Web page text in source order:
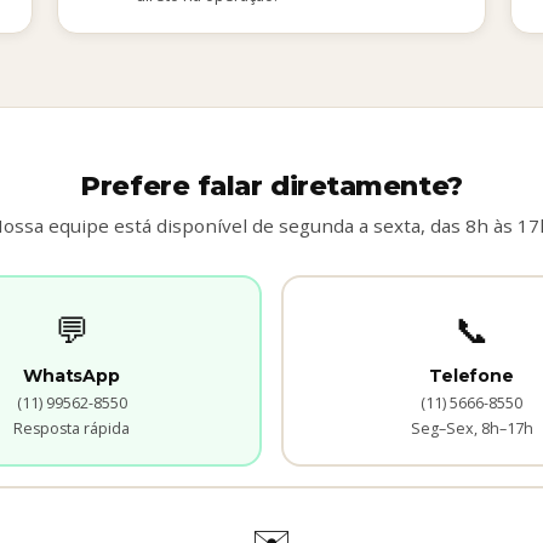
Prefere falar diretamente?
equipe está disponível de segunda a sexta, das 8h às
💬
WhatsApp
(11) 99562-8550
Resposta rápida
📞
Telefone
(11) 5666-8550
Seg–Sex, 8h–17h